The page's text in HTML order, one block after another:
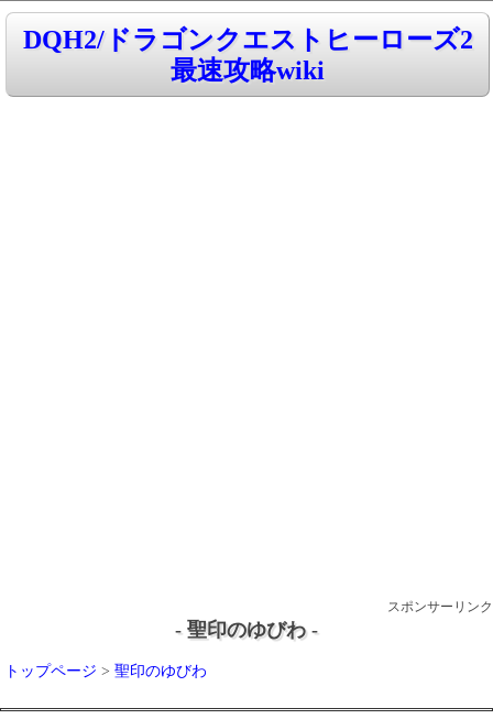
DQH2/ドラゴンクエストヒーローズ2
最速攻略wiki
スポンサーリンク
- 聖印のゆびわ -
トップページ > 聖印のゆびわ